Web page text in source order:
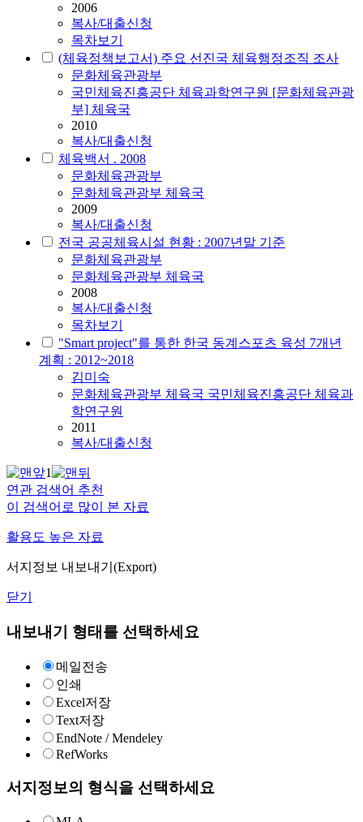
2006
복사/대출신청
목차보기
(체육정책보고서) 주요 선진국 체육행정조직 조사
문화체육관광부
국민체육진흥공단 체육과학연구원 [문화체육관광
부] 체육국
2010
복사/대출신청
체육백서 . 2008
문화체육관광부
문화체육관광부 체육국
2009
복사/대출신청
전국 공공체육시설 현황 : 2007년말 기준
문화체육관광부
문화체육관광부 체육국
2008
복사/대출신청
목차보기
"Smart project"를 통한 한국 동계스포츠 육성 7개년
계획 : 2012~2018
김미숙
문화체육관광부 체육국 국민체육진흥공단 체육과
학연구원
2011
복사/대출신청
1
연관 검색어 추천
이 검색어로 많이 본 자료
활용도 높은 자료
서지정보 내보내기(Export)
닫기
내보내기 형태를 선택하세요
메일전송
인쇄
Excel저장
Text저장
EndNote / Mendeley
RefWorks
서지정보의 형식을 선택하세요